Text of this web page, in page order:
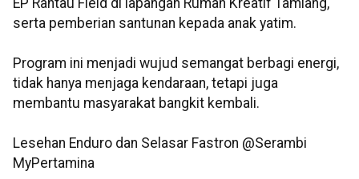
EP Rantau Field di lapangan Rumah Kreatif Tamiang,
serta pemberian santunan kepada anak yatim.
Program ini menjadi wujud semangat berbagi energi,
tidak hanya menjaga kendaraan, tetapi juga
membantu masyarakat bangkit kembali.
Lesehan Enduro dan Selasar Fastron @Serambi
MyPertamina